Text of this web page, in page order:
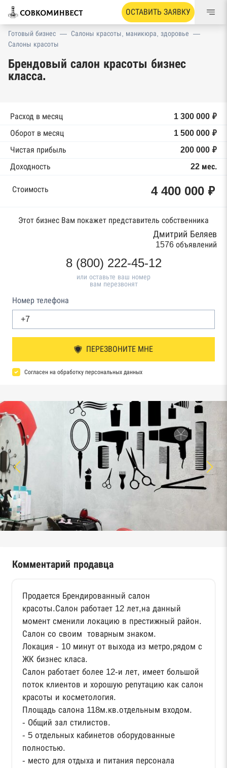
ОСТАВИТЬ ЗАЯВКУ
Готовый бизнес — Салоны красоты, маникюра, здоровье —
Салоны красоты
Брендовый салон красоты бизнес
класса.
Расход в месяц
1 300 000 ₽
Оборот в месяц
1 500 000 ₽
Чистая прибыль
200 000 ₽
Доходность
22 мес.
Стоимость 4 400 000 ₽
Этот бизнес Вам покажет представитель собственника
Дмитрий Беляев
1576 объявлений
8 (800) 222-45-12
или оставьте ваш номер
вам перезвонят
Номер телефона
ПЕРЕЗВОНИТЕ МНЕ
Согласен на обработку персональных данных
Комментарий продавца
Продается Брендированный салон
красоты.Салон работает 12 лет,на данный
момент сменили локацию в престижный район.
Салон со своим товарным знаком.
Локация - 10 минут от выхода из метро,рядом с
ЖК бизнес класа.
Салон работает более 12-и лет, имеет большой
поток клиентов и хорошую репутацию как салон
красоты и косметология.
Площадь салона 118м.кв.отдельным входом.
- Общий зал стилистов.
- 5 отдельных кабинетов оборудованные
полностью.
- место для отдыха и питания персонала